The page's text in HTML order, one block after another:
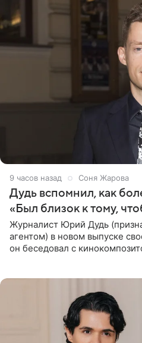
9 часов назад Соня Жарова
Дудь вспомнил, как
«Был близок к тому,
Журналист Юрий Дудь
агентом) в новом выпуске
он беседовал с